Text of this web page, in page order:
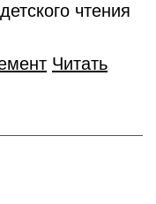
чтения
Читать